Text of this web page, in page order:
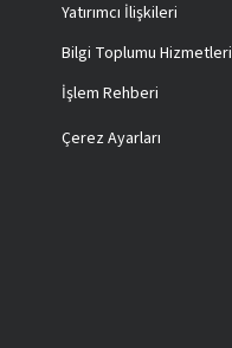
Yatırımcı İlişkileri
Bilgi Toplumu Hizmetleri
İşlem Rehberi
Çerez Ayarları